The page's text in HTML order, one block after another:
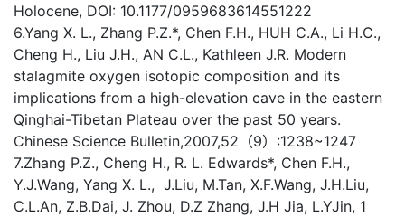
Holocene, DOI: 10.1177/0959683614551222
6.Yang X. L., Zhang P.Z.*, Chen F.H., HUH C.A., Li H.C.,
Cheng H., Liu J.H., AN C.L., Kathleen J.R. Modern
stalagmite oxygen isotopic composition and its
implications from a high-elevation cave in the eastern
Qinghai-Tibetan Plateau over the past 50 years.
Chinese Science Bulletin,2007,52（9）:1238~1247
7.Zhang P.Z., Cheng H., R. L. Edwards*, Chen F.H.,
Y.J.Wang, Yang X. L., J.Liu, M.Tan, X.F.Wang, J.H.Liu,
C.L.An, Z.B.Dai, J. Zhou, D.Z Zhang, J.H Jia, L.YJin, 1